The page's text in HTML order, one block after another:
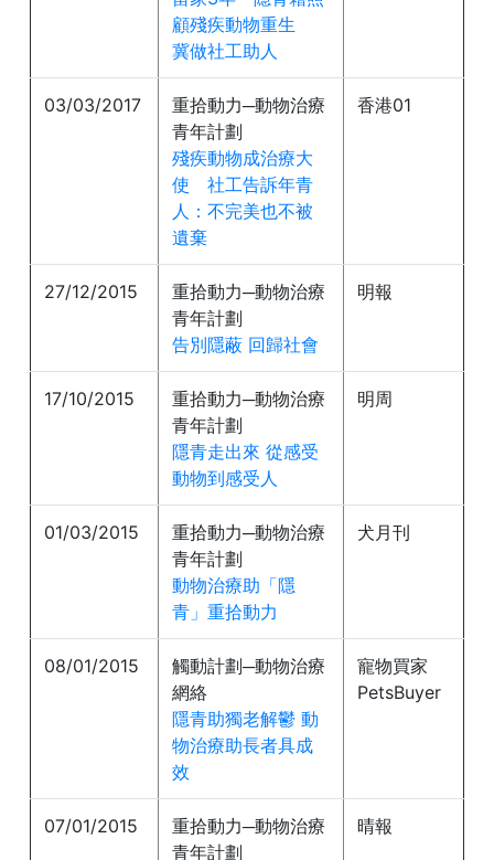
顧殘疾動物重生
冀做社工助人
03/03/2017
重拾動力─動物治療
青年計劃
殘疾動物成治療大
使 社工告訴年青
人：不完美也不被
遺棄
香港01
27/12/2015
重拾動力─動物治療
青年計劃
告別隱蔽 回歸社會
明報
17/10/2015
重拾動力─動物治療
青年計劃
隱青走出來 從感受
動物到感受人
明周
01/03/2015
重拾動力─動物治療
青年計劃
動物治療助「隱
青」重拾動力
犬月刊
08/01/2015
觸動計劃─動物治療
網絡
隱青助獨老解鬱 動
物治療助長者具成
效
寵物買家
PetsBuyer
07/01/2015
重拾動力─動物治療
青年計劃
晴報